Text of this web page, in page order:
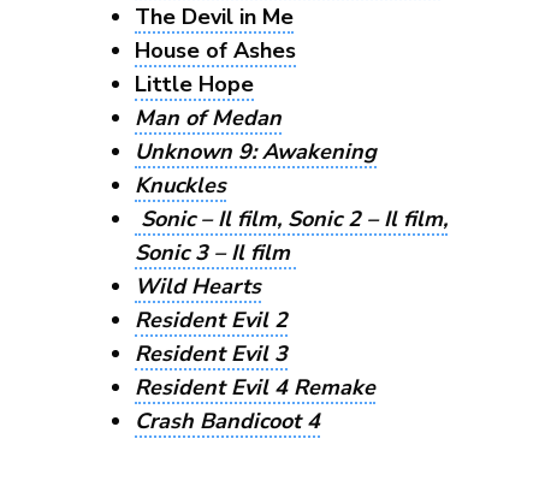
The Devil in Me
House of Ashes
Little Hope
Man of Medan
Unknown 9: Awakening
Knuckles
Sonic – Il film, Sonic 2 – Il film,
Sonic 3 – Il film
Wild Hearts
Resident Evil 2
Resident Evil 3
Resident Evil 4 Remake
Crash Bandicoot 4